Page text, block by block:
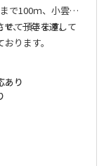
で100ｍ、小雲取
、一年を通して
ります。
ることはできま
います。
て頂きます。
なってもらえれ
のご予約とさせて
あり